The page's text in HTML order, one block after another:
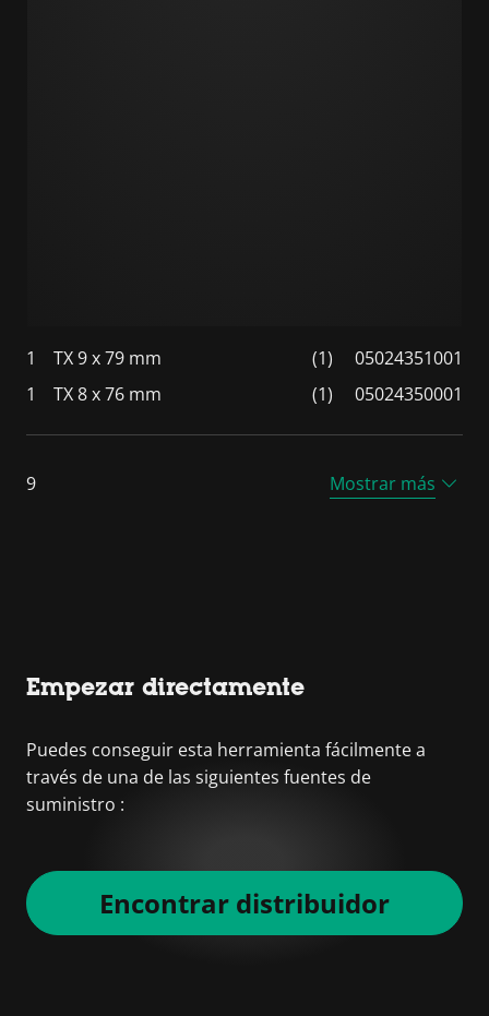
1 TX 9 x 79 mm (1)
05024351001
1
TX 8 x 76 mm (1) 05024350001
9 Mostrar más
Empezar directamente
Puedes conseguir esta herramienta fácilmente a
través de una de las siguientes fuentes de
suministro :
Encontrar distribuidor